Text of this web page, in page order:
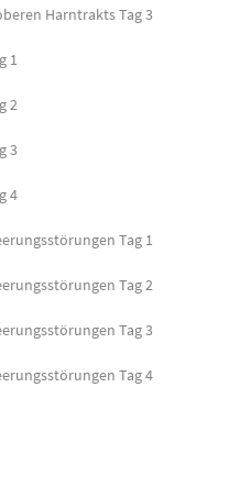
Harntrakts Tag 3
1
2
3
4
Tag 1
Tag 2
Tag 3
Tag 4